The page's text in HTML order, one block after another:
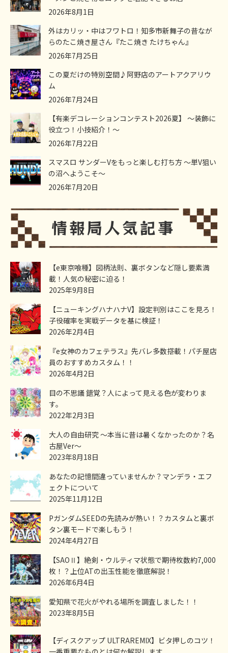
2026年8月1日
外はカリッ・中はフワトロ！知多市新舞子の昔なが
らのたこ焼き屋さん『たこ焼き たけちゃん』
2026年7月25日
この夏だけの特別空間♪阿野店のアートアクアリウ
ム
2026年7月24日
【有楽デコレーションコンテスト2026夏】 ～装飾に
役立つ！小技紹介！～
2026年7月22日
スマスロ サンダーVをもっと楽しむ打ち方 ～単V狙い
の沼へようこそ～
2026年7月20日
【e東京喰種】図柄法則、裏ボタンなど隠し要素満
載！人気の秘密に迫る！
2025年9月8日
【ニューキングハナハナV】設定判別はここを見ろ！
子役確率を実戦データを基に検証！
2026年2月4日
『e女神のカフェテラス』先バレ多数搭載！パチ屋店
員のおすすめカスタム！！
2026年4月2日
目の不思議 錯覚？人によって見える色が変わりま
す。
2022年2月3日
大人の自由研究 ～本当に昔は暑くなかったのか？名
古屋Ver～
2023年8月18日
あなたの記憶間違っていませんか？マンデラ・エフ
ェクトについて
2025年11月12日
PガンダムSEEDの先読みが熱い！？カスタムと裏ボ
タン裏モードで楽しもう！
2024年4月27日
【SAOⅡ】絶剣・ウルティマ状態で期待枚数約7,000
枚！？上位ATの出玉性能を徹底解説！
2026年6月4日
愛知県で花火がやれる場所を調査しました！！
2023年8月5日
【ディスクアップ ULTRAREMIX】ビタ押しのコツ！